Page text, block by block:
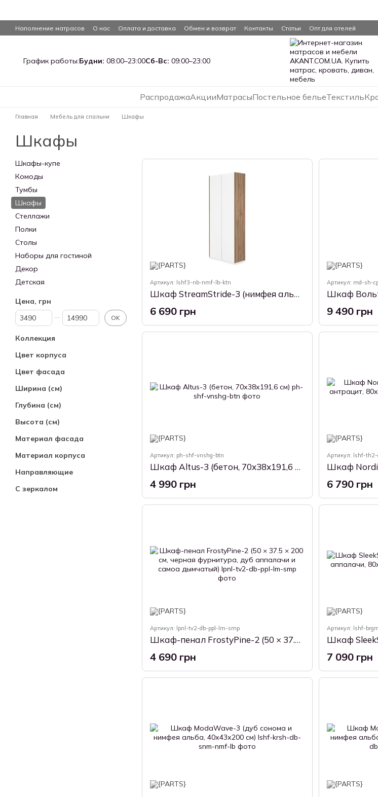
Наполнение матрасов О нас Оплата и доставка Обмен и возврат Контакты Статьи Опт для отелей
График работы:Будни: 08:00–23:00Сб-Вс: 09:00–23:00
РаспродажаАкцииМатрасыПостельное бельеТекстиль
Главная Мебель для спальни Шкафы
Шкафы
Артикул: lshf3-nb-nmf-lb-ktn
Шкаф StreamStride-3 (нимфея альба и ливорно, 80х34х190 см)
6 690 грн
Артикул: md-sh-
9 490 грн
Артикул: ph-shf-vnshg-btn
Шкаф Altus-3 (бетон, 70х38х191,6 см)
4 990 грн
Артикул: lshf-
6 790 грн
Артикул: lpnl-tv2-db-ppl-lm-smp
Шкаф-пенал FrostyPine-2 (50 × 37.5 × 200 см, черная фурнитура, дуб аппалачи и самоа дымчатый)
4 690 грн
Артикул: lshf-
7 090 грн
Шкафы-купе
Комоды
Тумбы
Шкафы
Стеллажи
Полки
Столы
Наборы для гостиной
Декор
Детская
Цена, грн
От Цена, грн
До Цена, грн OK
Коллекция
Цвет корпуса
Цвет фасада
Ширина (см)
Глубина (см)
Высота (см)
Материал фасада
Материал корпуса
Направляющие
С зеркалом